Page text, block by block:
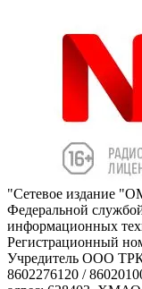
"Сетевое издание
Федеральной
информационных
Регистрационный
Учредитель ООО
8602276120 /